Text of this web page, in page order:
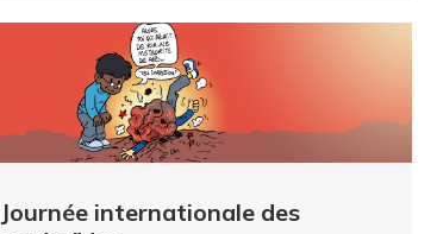
Journée internationale des